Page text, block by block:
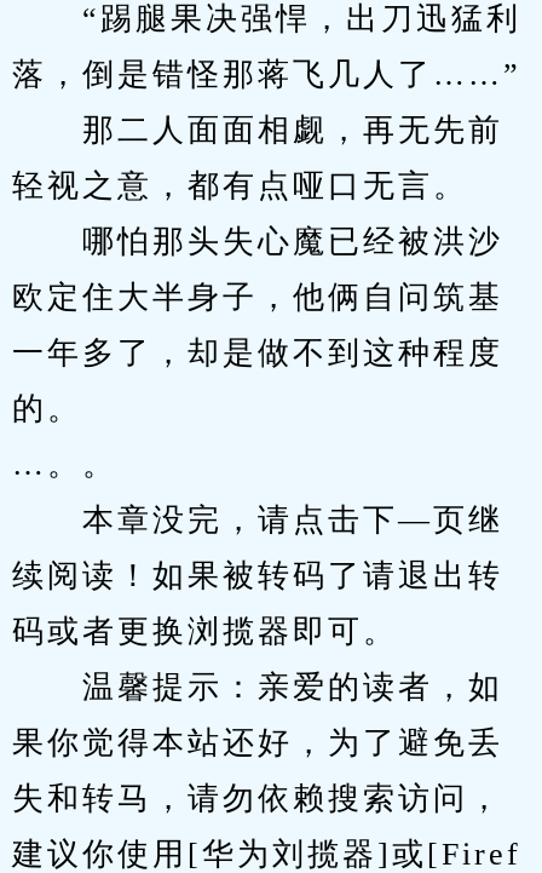
“踢腿果决强悍，出刀迅猛利
落，倒是错怪那蒋飞几人了……”
那二人面面相觑，再无先前
轻视之意，都有点哑口无言。
哪怕那头失心魔已经被洪沙
欧定住大半身子，他俩自问筑基
一年多了，却是做不到这种程度
的。
…。。
本章没完，请点击下—页继
续阅读！如果被转码了请退出转
码或者更换浏揽器即可。
温馨提示：亲爱的读者，如
果你觉得本站还好，为了避免丢
失和转马，请勿依赖搜索访问，
建议你使用[华为刘揽器]或[Firef